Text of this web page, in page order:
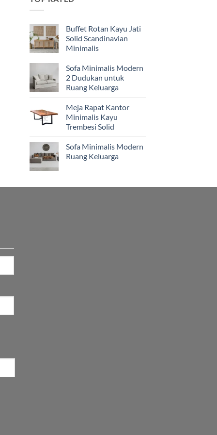
Buffet Rotan Kayu Jati
Solid Scandinavian
Minimalis
Sofa Minimalis Modern
2 Dudukan untuk
Ruang Keluarga
Meja Rapat Kantor
Minimalis Kayu
Trembesi Solid
Sofa Minimalis Modern
Ruang Keluarga